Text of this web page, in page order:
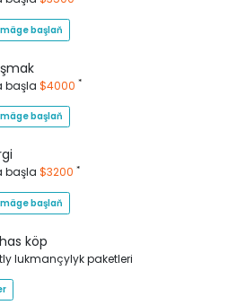
başlaň
başla $4000 *
başlaň
başla $3200 *
başlaň
has köp
lukmançylyk paketleri